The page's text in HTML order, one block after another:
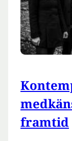
framtid